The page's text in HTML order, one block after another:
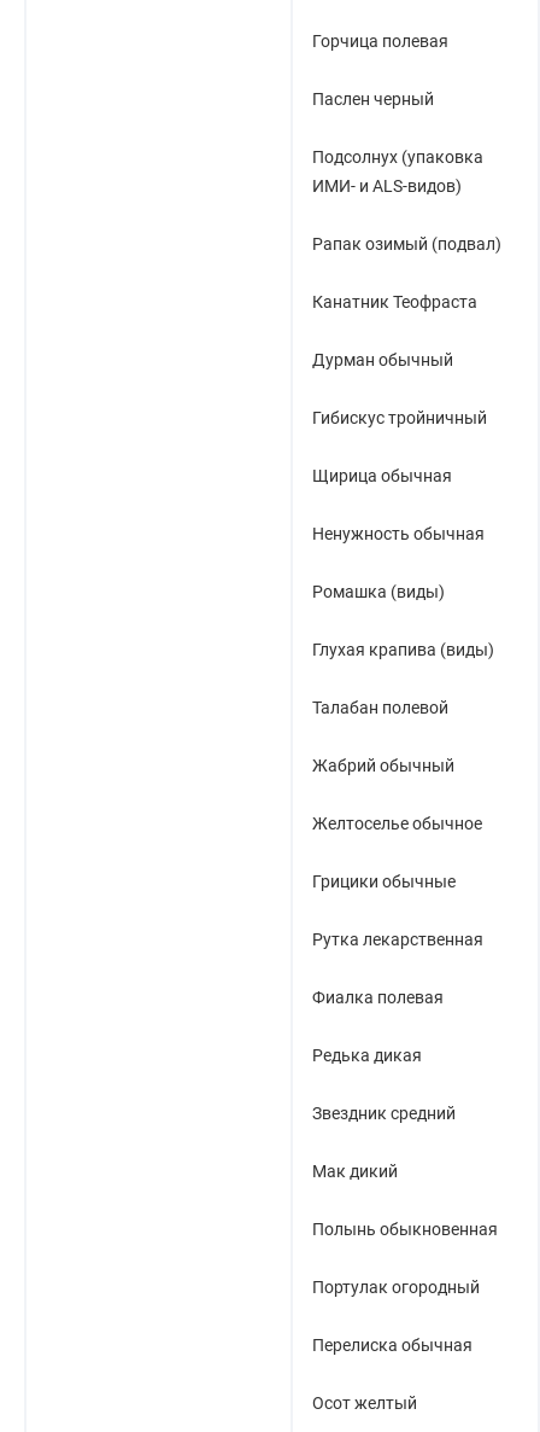
Горчица полевая
Паслен черный
Подсолнух (упаковка
ИМИ- и ALS-видов)
Рапак озимый (подвал)
Канатник Теофраста
Дурман обычный
Гибискус тройничный
Щирица обычная
Ненужность обычная
Ромашка (виды)
Глухая крапива (виды)
Талабан полевой
Жабрий обычный
Желтоселье обычное
Грицики обычные
Рутка лекарственная
Фиалка полевая
Редька дикая
Звездник средний
Мак дикий
Полынь обыкновенная
Портулак огородный
Перелиска обычная
Осот желтый